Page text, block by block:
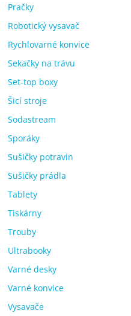
Pračky
Robotický vysavač
Rychlovarné konvice
Sekačky na trávu
Set-top boxy
Šicí stroje
Sodastream
Sporáky
Sušičky potravin
Sušičky prádla
Tablety
Tiskárny
Trouby
Ultrabooky
Varné desky
Varné konvice
Vysavače